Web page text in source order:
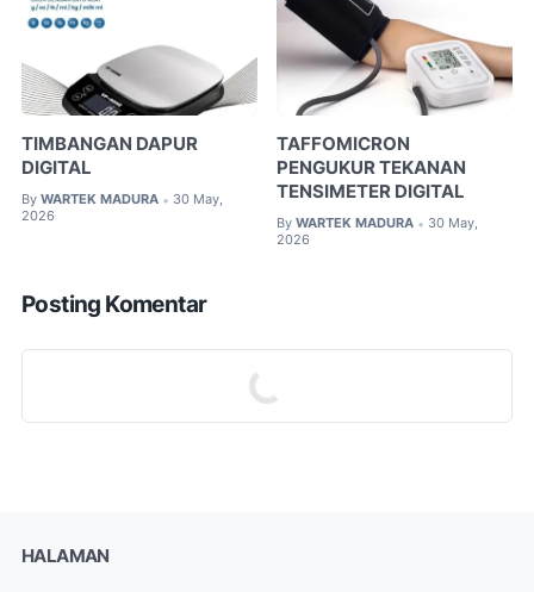
TIMBANGAN DAPUR
DIGITAL
By WARTEK MADURA • 30 May,
2026
TAFFOMICRON
PENGUKUR TEKANAN
TENSIMETER DIGITAL
By WARTEK MADURA • 30 May,
2026
Posting Komentar
HALAMAN